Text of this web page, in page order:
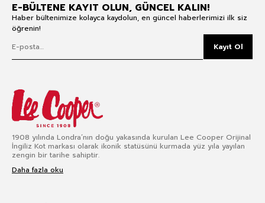
E-BÜLTENE KAYIT OLUN, GÜNCEL KALIN!
Haber bültenimize kolayca kaydolun, en güncel haberlerimizi ilk siz
öğrenin!
Kayıt Ol
1908 yılında Londra’nın doğu yakasında kurulan Lee Cooper Orijinal
İngiliz Kot markası olarak ikonik statüsünü kurmada yüz yıla yayılan
zengin bir tarihe sahiptir.
Daha fazla oku